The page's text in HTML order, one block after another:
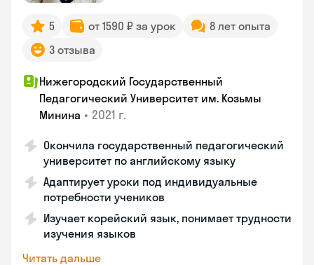
5 от 1590 ₽ за урок
8 лет опыта
3 отзыва
Нижегородский Государственный
Педагогический Университет им. Козьмы
Минина • 2021 г.
Окончила государственный педагогический
университет по английскому языку
Адаптирует уроки под индивидуальные
потребности учеников
Изучает корейский язык, понимает трудности
изучения языков
Читать дальше